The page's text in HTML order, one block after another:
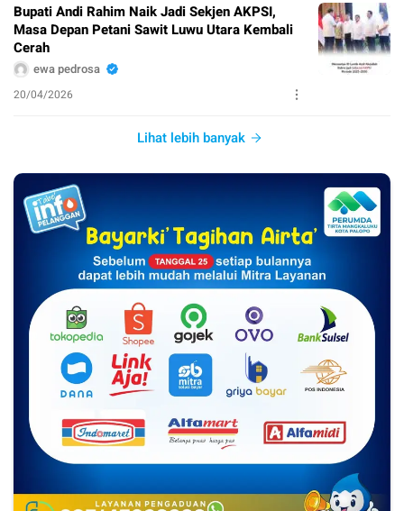
Bupati Andi Rahim Naik Jadi Sekjen AKPSI,
Masa Depan Petani Sawit Luwu Utara Kembali
Cerah
ewa pedrosa
20/04/2026
Lihat lebih banyak